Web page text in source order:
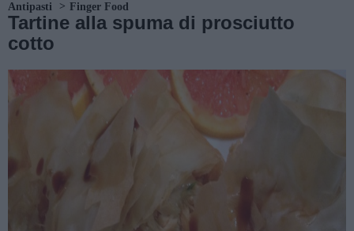
Antipasti Finger Food
Tartine alla spuma di prosciutto
cotto